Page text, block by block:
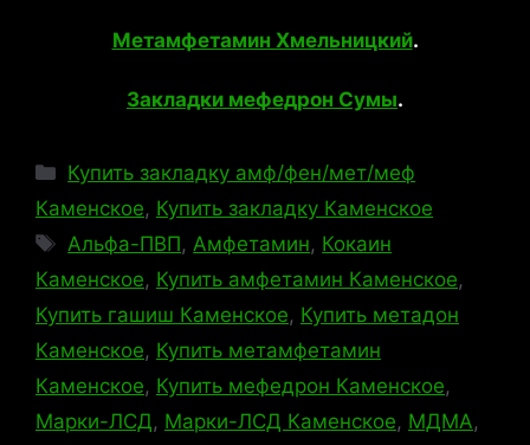
Метамфетамин Хмельницкий.
Закладки мефедрон Сумы.
Рубрики
Купить закладку амф/фен/мет/меф
Каменское, Купить закладку Каменское
Метки
Альфа-ПВП,Амфетамин, Кокаин
Каменское, Купить амфетамин Каменское,
Купить гашиш Каменское, Купить метадон
Каменское, Купить метамфетамин
Каменское, Купить мефедрон Каменское,
Марки-ЛСД, Марки-ЛСД Каменское, МДМА,